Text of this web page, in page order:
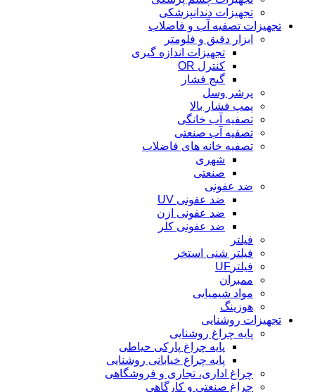
تجهیزات دندانپزشکی
تجهیزات تصفیه آب و فاضلاب
ابزار دقیق و فلومتر
تجهیزات اندازه گیری
کنترل OR
گیج فشار
پرشر وسل
پمپ فشار بالا
تصفیه آب خانگی
تصفیه آب صنعتی
تصفیه خانه های فاضلاب
شهری
صنعتی
ضد عفونی
ضد عفونی UV
ضد عفونی ازن
ضد عفونی کلر
فیلتر
فیلتر شنی استخر
فیلترUF
ممبران
مواد شیمیایی
هوزینگ
تجهیزات روشنایی
پایه چراغ روشنایی
پایه چراغ پارکی حیاطی
پایه چراغ خیابانی روشنایی
چراغ اداری، تجاری و فروشگاهی
چراغ صنعتی و کارگاهی